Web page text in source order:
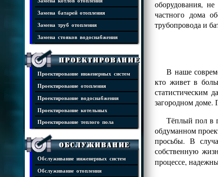
Замена батарей отопления
Замена труб отопления
Замена стояков водоснабжения
Проектирование
Проектирование инженерных систем
Проектирование отопления
Проектирование водоснабжения
Проектирование котельных
Проектирование теплого пола
Обслуживание
Обслуживание инженерных систем
Обслуживание отопления
оборудования,
частного дома
трубопровода и
В наше
кто живет в
статистическим
загородном доме.
Тёплый пол в
обдуманном
просьбы. В
собственную
процессе,